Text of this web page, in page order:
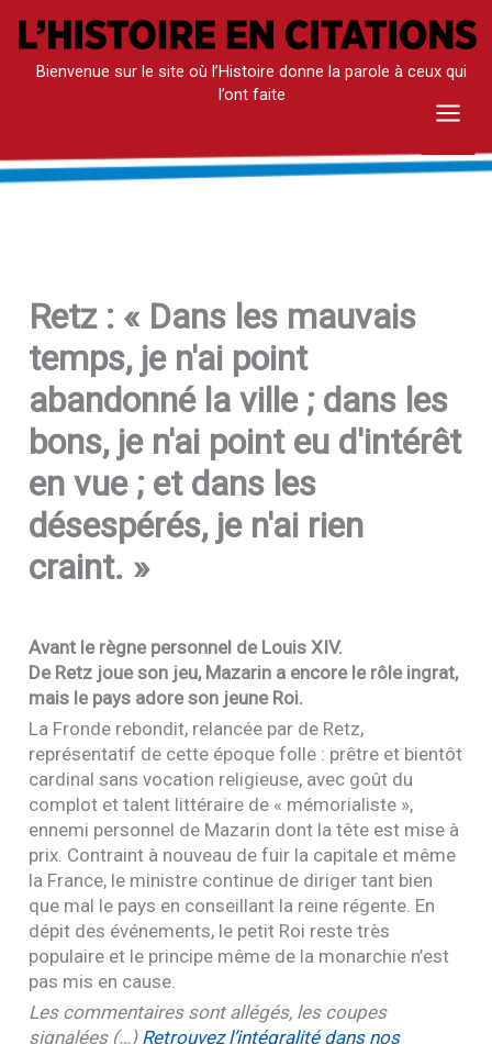
Aller
contenuBienvenue sur le site où l’Histoire donne la parole à ceux qui
l’ont faite
Main
Retz : « Dans les mauvais
temps, je n'ai point
abandonné la ville ; dans les
bons, je n'ai point eu d'intérêt
en vue ; et dans les
désespérés, je n'ai rien
craint. »
Avant le règne personnel de LouisXIV.
De Retz joue son jeu, Mazarin a encore le rôle ingrat,
mais le pays adore son jeune Roi.
La Fronde rebondit, relancée par de Retz,
représentatif de cette époque folle : prêtre et bientôt
cardinal sans vocation religieuse, avec goût du
complot et talent littéraire de « mémorialiste »,
ennemi personnel de Mazarin dont la tête est mise à
prix. Contraint à nouveau de fuir la capitale et même
la France, le ministre continue de diriger tant bien
que mal le pays en conseillant la reine régente. En
dépit des événements, le petit Roi reste très
populaire et le principe même de la monarchie n’est
pas mis en cause.
Les commentaires sont allégés, les coupes
signalées (…) Retrouvez l’intégralité dans nos